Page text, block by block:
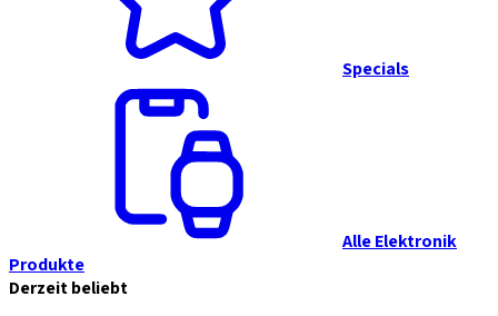
Specials
Alle Elektronik
Produkte
Derzeit beliebt